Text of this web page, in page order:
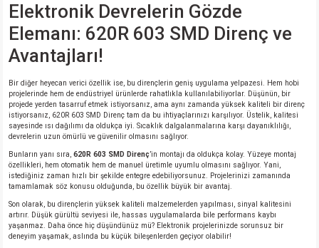
Elektronik Devrelerin Gözde
Elemanı: 620R 603 SMD Direnç ve
Avantajları!
Bir diğer heyecan verici özellik ise, bu dirençlerin geniş uygulama yelpazesi. Hem hobi
projelerinde hem de endüstriyel ürünlerde rahatlıkla kullanılabiliyorlar. Düşünün, bir
projede yerden tasarruf etmek istiyorsanız, ama aynı zamanda yüksek kaliteli bir direnç
istiyorsanız, 620R 603 SMD Direnç tam da bu ihtiyaçlarınızı karşılıyor. Üstelik, kalitesi
sayesinde ısı dağılımı da oldukça iyi. Sıcaklık dalgalanmalarına karşı dayanıklılığı,
devrelerin uzun ömürlü ve güvenilir olmasını sağlıyor.
Bunların yanı sıra, 620R 603 SMD Direnç’in montajı da oldukça kolay. Yüzeye montaj
özellikleri, hem otomatik hem de manuel üretimle uyumlu olmasını sağlıyor. Yani,
istediğiniz zaman hızlı bir şekilde entegre edebiliyorsunuz. Projelerinizi zamanında
tamamlamak söz konusu olduğunda, bu özellik büyük bir avantaj.
Son olarak, bu dirençlerin yüksek kaliteli malzemelerden yapılması, sinyal kalitesini
artırır. Düşük gürültü seviyesi ile, hassas uygulamalarda bile performans kaybı
yaşanmaz. Daha önce hiç düşündünüz mü? Elektronik projelerinizde sorunsuz bir
deneyim yaşamak, aslında bu küçük bileşenlerden geçiyor olabilir!